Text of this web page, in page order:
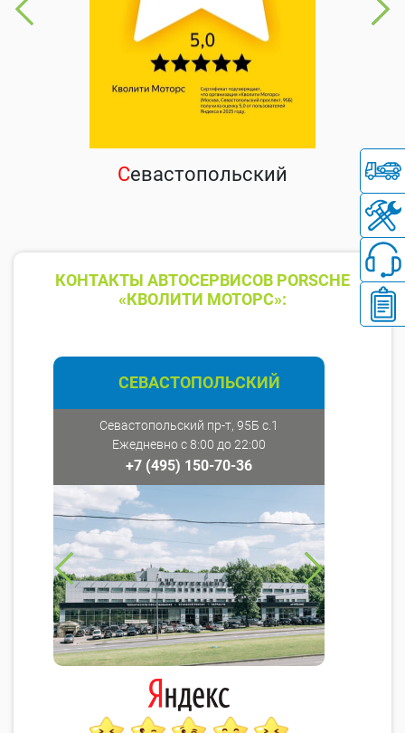
Севастопольский
КОНТАКТЫ АВТОСЕРВИСОВ PORSCHE
«КВОЛИТИ МОТОРС»:
СЕВАСТОПОЛЬСКИЙ
Севастопольский пр-т, 95Б с.1
Ежедневно с 8:00 до 22:00
+7 (495) 150-70-36